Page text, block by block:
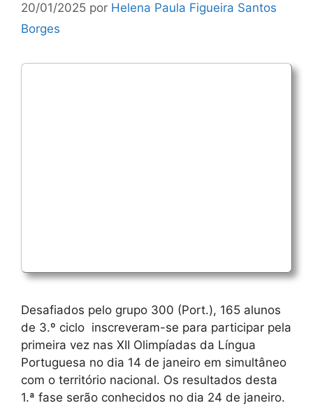
20/01/2025 por Helena Paula Figueira Santos
Borges
Desafiados pelo grupo 300 (Port.), 165 alunos
de 3.º ciclo inscreveram-se para participar pela
primeira vez nas XII Olimpíadas da Língua
Portuguesa no dia 14 de janeiro em simultâneo
com o território nacional. Os resultados desta
1.ª fase serão conhecidos no dia 24 de janeiro.